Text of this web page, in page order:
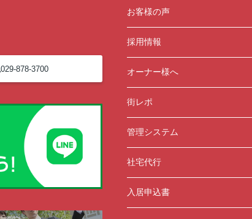
029-878-3700
お客様の声
採用情報
オーナー様へ
街レポ
管理システム
社宅代行
入居申込書